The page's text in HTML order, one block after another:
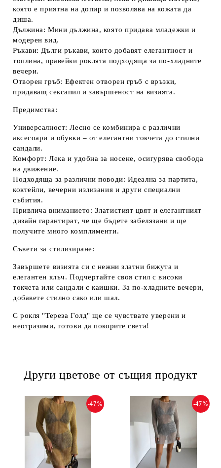
която е приятна на допир и позволява на кожата да
диша.
Дължина: Мини дължина, която придава младежки и
модерен вид.
Ръкави: Дълги ръкави, които добавят елегантност и
топлина, правейки роклята подходяща за по-хладните
вечери.
Отворен гръб: Ефектен отворен гръб с връзки,
придаващ сексапил и завършеност на визията.
Предимства:
Универсалност: Лесно се комбинира с различни
аксесоари и обувки – от елегантни токчета до стилни
сандали.
Комфорт: Лека и удобна за носене, осигурява свобода
на движение.
Подходяща за различни поводи: Идеална за партита,
коктейли, вечерни излизания и други специални
събития.
Привлича вниманието: Златистият цвят и елегантният
дизайн гарантират, че ще бъдете забелязани и ще
получите много комплименти.
Съвети за стилизиране:
Завършете визията си с нежни златни бижута и
елегантен клъч. Подчертайте своя стил с високи
токчета или сандали с каишки. За по-хладните вечери,
добавете стилно сако или шал.
С рокля "Тереза Голд" ще се чувствате уверени и
неотразими, готови да покорите света!
Други цветове от същия продукт
-47% -47%